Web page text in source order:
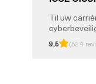
Til uw
niveau met
gouden
9,5 (524